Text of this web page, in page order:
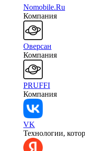
Nomobile.Ru
Компания
Оверсан
Компания
PRUFFI
Компания
VK
Технологии,